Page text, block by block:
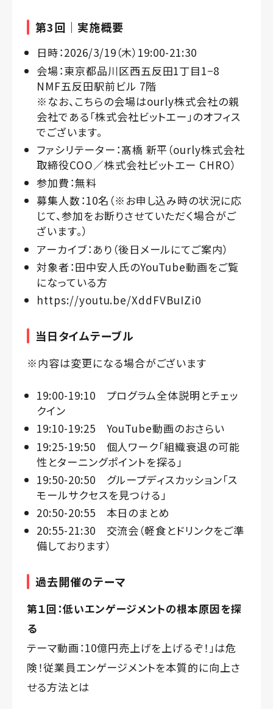
第3回｜実施概要
日時：2026/3/19（木）19:00-21:30
会場：東京都品川区西五反田1丁目1−8
NMF五反田駅前ビル 7階
※なお、こちらの会場はourly株式会社の親
会社である「株式会社ビットエー」のオフィス
でございます。
ファシリテーター：髙橋 新平（ourly株式会社
取締役COO／株式会社ビットエー CHRO）
参加費：無料
募集人数：10名（※お申し込み時の状況に応
じて、参加をお断りさせていただく場合がご
ざいます。）
アーカイブ：あり（後日メールにてご案内）
対象者：田中安人氏のYouTube動画をご覧
になっている方
https://youtu.be/XddFVBuIZi0
当日タイムテーブル
※内容は変更になる場合がございます
19:00-19:10 プログラム全体説明とチェッ
クイン
19:10-19:25 YouTube動画のおさらい
19:25-19:50 個人ワーク「組織衰退の可能
性とターニングポイントを探る」
19:50-20:50 グループディスカッション「ス
モールサクセスを見つける」
20:50-20:55 本日のまとめ
20:55-21:30 交流会（軽食とドリンクをご準
備しております）
過去開催のテーマ
第１回：低いエンゲージメントの根本原因を探
る
テーマ動画：10億円売上げを上げるぞ！」は危
険！従業員エンゲージメントを本質的に向上さ
せる方法とは